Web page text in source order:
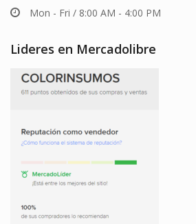
Mon - Fri / 8:00 AM - 4:00 PM
Lideres en Mercadolibre